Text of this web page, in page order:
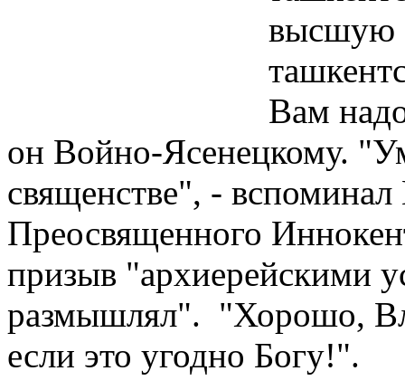
высшую
Вам
он Войно-Ясенецкому.
священстве", -
Преосвященного
призыв "архиерейскими
размышлял". "Хорошо,
если это угодно Богу!".